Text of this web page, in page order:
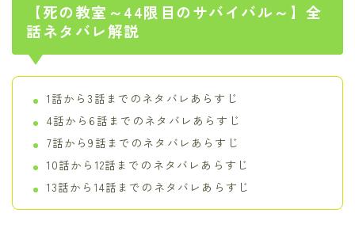
【死の教室～44限目のサバイバル～】全
話ネタバレ解説
1話から3話までのネタバレあらすじ
4話から6話までのネタバレあらすじ
7話から9話までのネタバレあらすじ
10話から12話までのネタバレあらすじ
13話から14話までのネタバレあらすじ